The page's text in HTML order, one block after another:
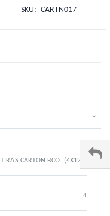
SKU CARTN017
TIRAS CARTON BCO. (4X126)
4